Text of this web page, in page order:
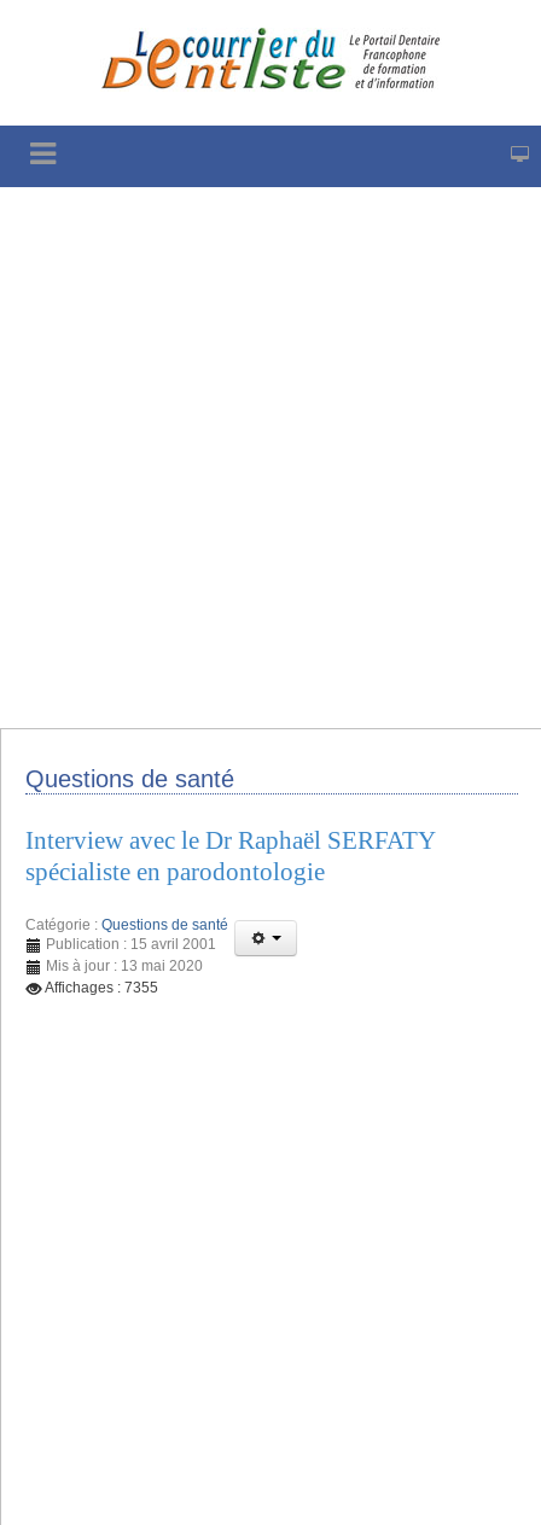
Questions de santé
Interview avec le Dr Raphaël SERFATY
spécialiste en parodontologie
Catégorie : Questions de santé
Publication : 15 avril 2001
Mis à jour : 13 mai 2020
Affichages : 7355